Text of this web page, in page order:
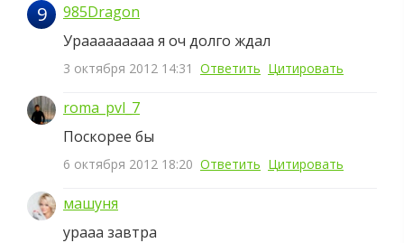
9
985Dragon
Урааааааааа я оч долго ждал
3 октября 2012 14:31 Ответить Цитировать
roma_pvl_7
Поскорее бы
6 октября 2012 18:20 Ответить Цитировать
машуня
урааа завтра